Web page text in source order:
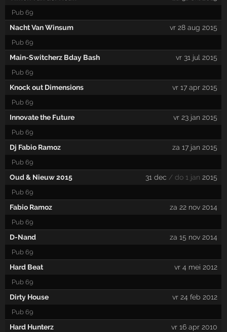
Pub 69
Nacht Van Winsum vr 28 aug 2015
Pub 69
Main-Switcherz Bday Bash vr 31 jul 2015
Pub 69
Knock out Dimensions vr 17 apr 2015
Pub 69
Innovate the Future vr 23 jan 2015
Pub 69
Dj Fabio Ramoz za 17 jan 2015
Pub 69
Oud & Nieuw 2015 31 dec / do 1 jan 2015
Pub 69
Fabio Ramoz za 22 nov 2014
Pub 69
D-Nand za 15 nov 2014
Pub 69
Hard Beat vr 4 mei 2012
Pub 69
Dirty House vr 24 feb 2012
Pub 69
Hard Hunterz vr 16 apr 2010